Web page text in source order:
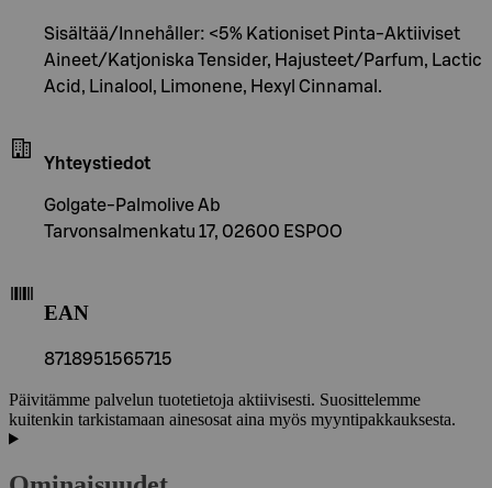
Sisältää/Innehåller: <5% Kationiset Pinta-Aktiiviset
Aineet/Katjoniska Tensider, Hajusteet/Parfum, Lactic
Acid, Linalool, Limonene, Hexyl Cinnamal.
Yhteystiedot
Golgate-Palmolive Ab
Tarvonsalmenkatu 17, 02600 ESPOO
EAN
8718951565715
Päivitämme palvelun tuotetietoja aktiivisesti. Suosittelemme
kuitenkin tarkistamaan ainesosat aina myös myyntipakkauksesta.